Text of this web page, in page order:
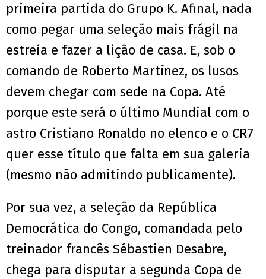
primeira partida do Grupo K. Afinal, nada
como pegar uma seleção mais frágil na
estreia e fazer a lição de casa. E, sob o
comando de Roberto Martínez, os lusos
devem chegar com sede na Copa. Até
porque este será o último Mundial com o
astro Cristiano Ronaldo no elenco e o CR7
quer esse título que falta em sua galeria
(mesmo não admitindo publicamente).
Por sua vez, a seleção da República
Democrática do Congo, comandada pelo
treinador francês Sébastien Desabre,
chega para disputar a segunda Copa de